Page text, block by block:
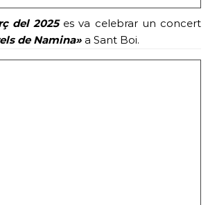
del 2025 es va celebrar un concert
de Namina» a Sant Boi.